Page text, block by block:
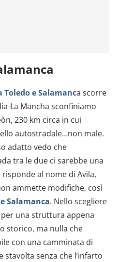
Toledo e Salamanca scorre
La Mancha sconfiniamo
230 km circa in cui
autostradale…non male.
adatto vedo che
tra le due ci sarebbe una
al nome di Avìla,
ammette modifiche, così
Salamanca. Nello scegliere
una struttura appena
storico, ma nulla che
con una camminata di
senza che l’infarto